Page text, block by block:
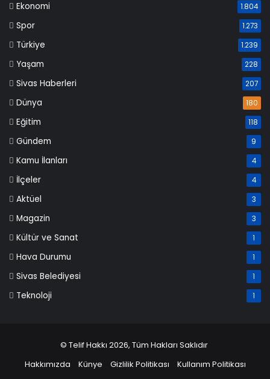
Ekonomi 1.804
Spor 1.273
Türkiye 1.239
Yaşam 228
Sivas Haberleri 207
Dünya 180
Eğitim 118
Gündem 9
Kamu İlanları 4
İlçeler 4
Aktüel 3
Magazin 3
Kültür ve Sanat 1
Hava Durumu 1
Sivas Belediyesi 1
Teknoloji 1
© Telif Hakkı 2026, Tüm Hakları Saklıdır
Hakkımızda
Künye Gizlilik Politikası
Kullanım Politikası